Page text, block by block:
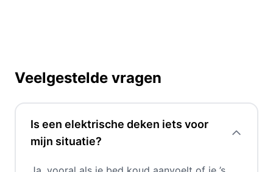
Veelgestelde vragen
Is een elektrische deken iets voor
mijn situatie?